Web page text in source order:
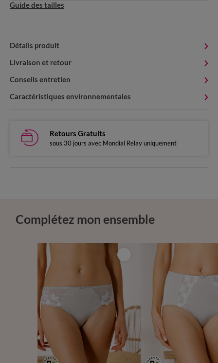
Guide des tailles
Détails produit
Livraison et retour
Conseils entretien
Caractéristiques environnementales
Retours Gratuits
sous 30 jours avec Mondial Relay uniquement
Complétez mon ensemble